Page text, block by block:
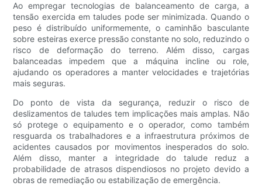
Ao empregar tecnologias de balanceamento de carga, a
tensão exercida em taludes pode ser minimizada. Quando o
peso é distribuído uniformemente, o caminhão basculante
sobre esteiras exerce pressão constante no solo, reduzindo o
risco de deformação do terreno. Além disso, cargas
balanceadas impedem que a máquina incline ou role,
ajudando os operadores a manter velocidades e trajetórias
mais seguras.
Do ponto de vista da segurança, reduzir o risco de
deslizamentos de taludes tem implicações mais amplas. Não
só protege o equipamento e o operador, como também
resguarda os trabalhadores e a infraestrutura próximos de
acidentes causados ​​por movimentos inesperados do solo.
Além disso, manter a integridade do talude reduz a
probabilidade de atrasos dispendiosos no projeto devido a
obras de remediação ou estabilização de emergência.